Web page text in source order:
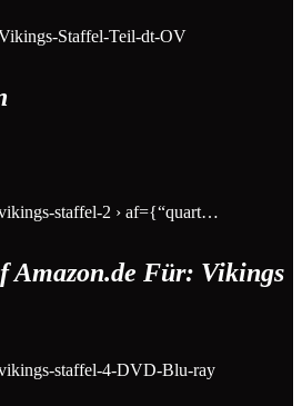
Staffel-Teil-dt-OV
staffel-2 › af={“quart…
Amazon.de Für: Vikings
staffel-4-DVD-Blu-ray